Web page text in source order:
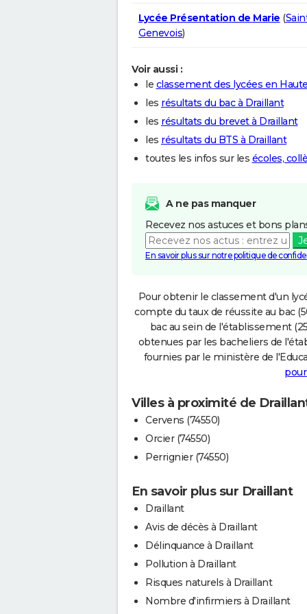
Lycée Présentation de Marie (
Genevois)
Voir aussi :
le classement des lycées en
les résultats du bac à Draillant
les résultats du brevet à Draillant
les résultats du BTS à Draillant
toutes les infos sur les écoles,
A ne pas manquer
Recevez nos astuces et bons
En savoir plus sur notre politique de
Pour obtenir le classement d'un
compte du taux de réussite au bac
bac au sein de l'établissement
obtenues par les bacheliers de
fournies par le ministère de
Villes à proximité de
Cervens (74550)
Orcier (74550)
Perrignier (74550)
En savoir plus sur Draillant
Draillant
Avis de décès à Draillant
Délinquance à Draillant
Pollution à Draillant
Risques naturels à Draillant
Nombre d'infirmiers à Draillant